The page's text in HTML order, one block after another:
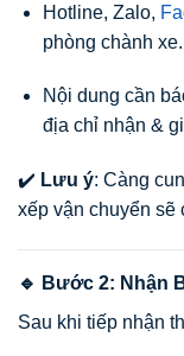
Hotline, Zalo,
phòng chành xe.
Nội dung cần
địa chỉ nhận &
✔️ Lưu ý: Càng
xếp vận chuyển sẽ
🔹 Bước 2: Nhận
Sau khi tiếp nhận